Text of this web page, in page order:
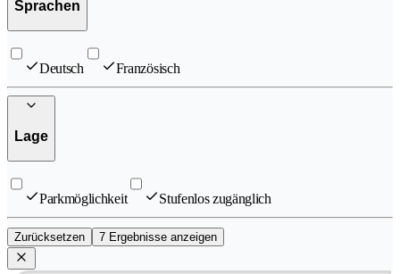
Sprachen
Deutsch Französisch
Lage
Parkmöglichkeit Stufenlos zugänglich
Zurücksetzen 7 Ergebnisse anzeigen